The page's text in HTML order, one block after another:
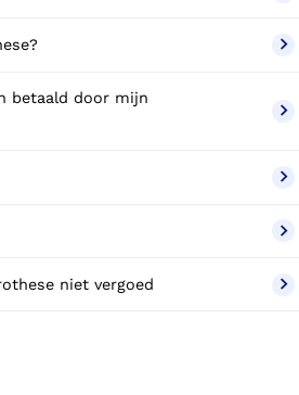
betaald door mijn
niet vergoed